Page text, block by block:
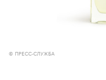
© ПРЕСС-СЛУЖБА